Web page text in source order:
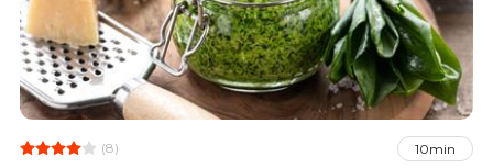
(8) 10min